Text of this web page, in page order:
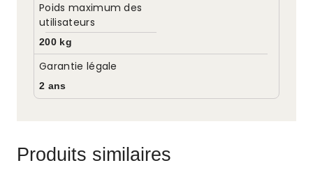
Poids maximum des
utilisateurs
200 kg
Garantie légale
2 ans
Produits similaires